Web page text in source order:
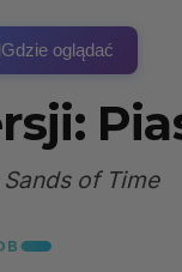
Gdzie oglądać
of Time